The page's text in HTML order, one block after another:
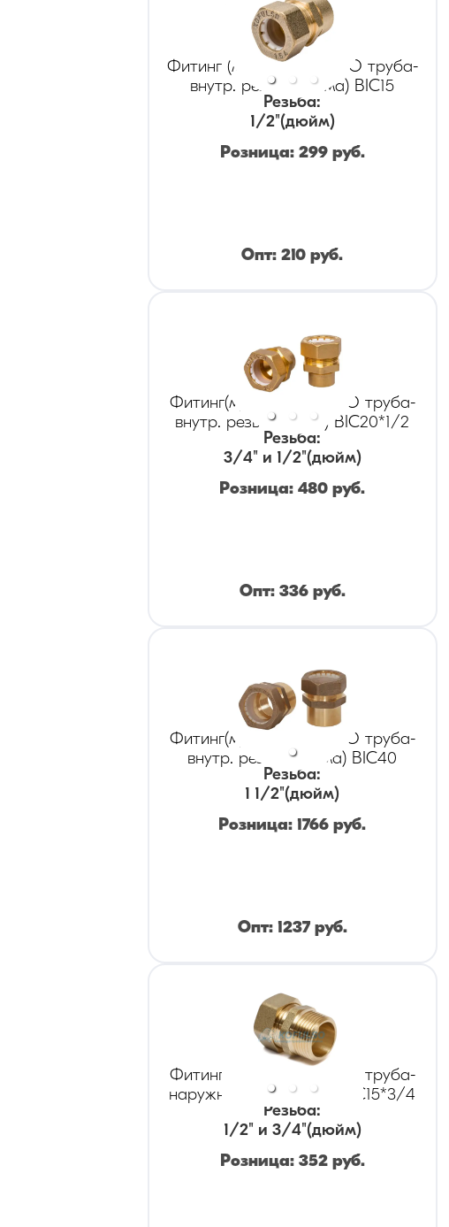
Фитинг (муфта) KOFULSO труба-
внутр. резьба (мама) BIC15
Резьба:
1/2"(дюйм)
Розница: 299руб.
Опт:210 руб.
Фитинг(муфта) KOFULSO труба-
внутр. резьба(мама) BIC20*1/2
Резьба:
3/4" и 1/2"(дюйм)
Розница:480 руб.
Опт: 336руб.
Фитинг(муфта) KOFULSO труба-
внутр. резьба (мама) BIC40
Резьба:
1 1/2"(дюйм)
Розница:1766 руб.
Опт: 1237руб.
Фитинг(муфта) KOFULSO труба-
наружн. резьба (папа) BC15*3/4
Резьба:
1/2" и 3/4"(дюйм)
Розница: 352руб.